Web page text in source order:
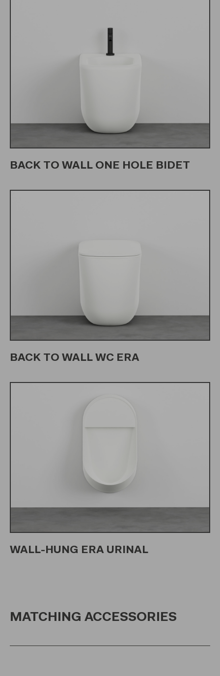
BACK TO WALL ONE HOLE BIDET
BACK TO WALL WC ERA
WALL-HUNG ERA URINAL
MATCHING ACCESSORIES